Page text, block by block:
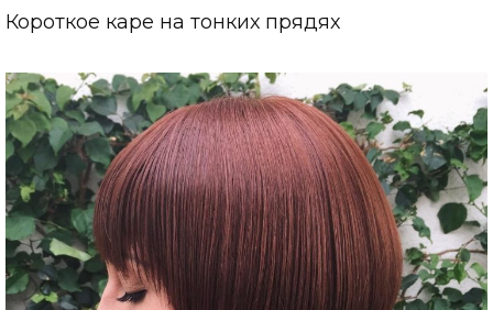
Короткое каре на тонких прядях